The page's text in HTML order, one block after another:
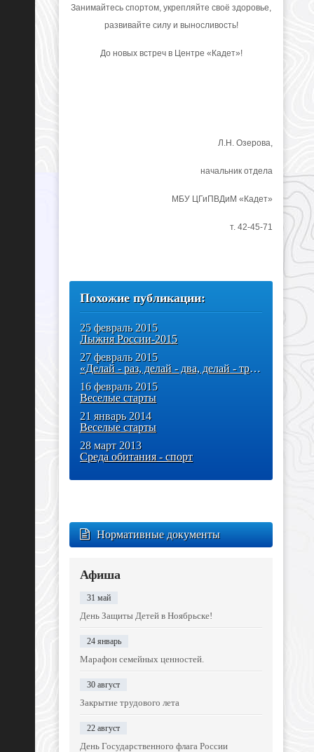
Занимайтесь спортом, укрепляйте своё здоровье,
развивайте силу и выносливость!
До новых встреч в Центре «Кадет»!
Л.Н. Озерова,
начальник отдела
МБУ ЦГиПВДиМ «Кадет»
т. 42-45-71
Похожие публикации:
25 февраль 2015
Лыжня России-2015
27 февраль 2015
«Делай - раз, делай - два, делай - три!»
16 февраль 2015
Веселые старты
21 январь 2014
Веселые старты
28 март 2013
Среда обитания - спорт
Нормативные документы
Афиша
31 май
День Защиты Детей в Ноябрьске!
24 январь
Марафон семейных ценностей.
30 август
Закрытие трудового лета
22 август
День Государственного флага России